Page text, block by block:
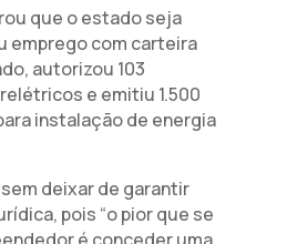
que o estado seja
emprego com carteira
autorizou 103
e emitiu 1.500
instalação de energia
deixar de garantir
pois “o pior que se